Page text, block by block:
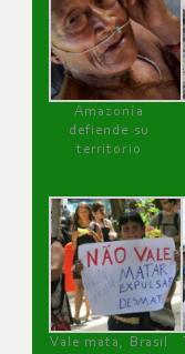
Amazonía
defiende su
territorio
Vale mata, Brasil